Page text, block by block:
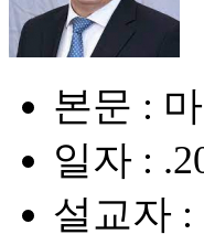
본문 :
일자 :
설교자